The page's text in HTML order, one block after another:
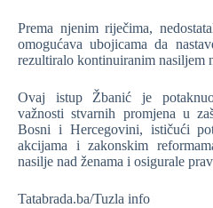
Prema njenim riječima,
omogućava ubojicama da
rezultiralo kontinuiranim nasiljem
Ovaj istup Žbanić je
važnosti stvarnih promjena u
Bosni i Hercegovini, ističući
akcijama i zakonskim
nasilje nad ženama i osigurale
Tatabrada.ba/Tuzla info